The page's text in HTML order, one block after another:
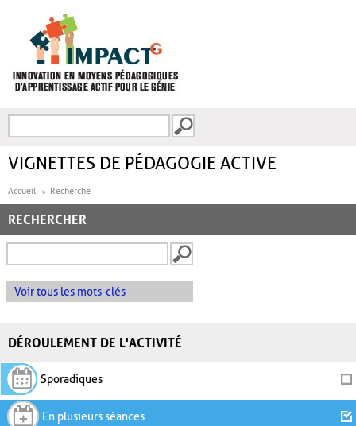
FORMULAIRE DE
VIGNETTES DE PÉDAGOGIE ACTIVE
Accueil Recherche
RECHERCHER
Voir tous les mots-clés
DÉROULEMENT DE L'ACTIVITÉ
Sporadiques
En plusieurs séances